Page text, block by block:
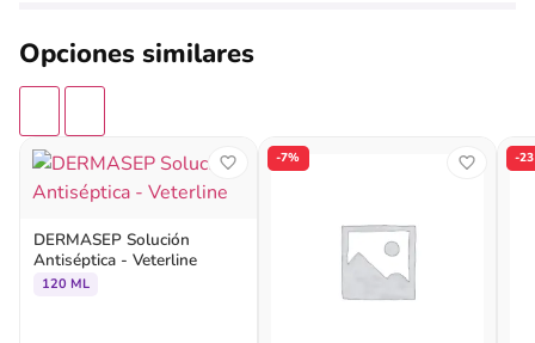
Opciones similares
DERMASEP Solución
Antiséptica - Veterline
120 ML
-7% -